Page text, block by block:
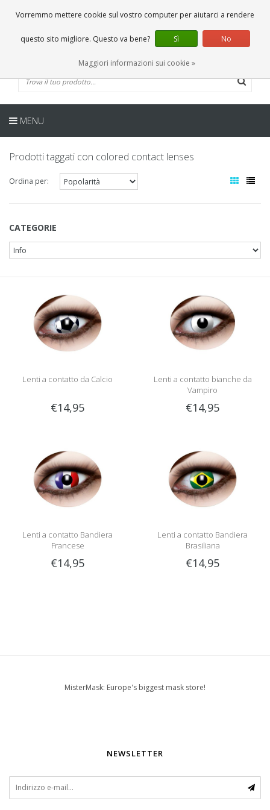
0 Articoli
IT
MENU
Prodotti taggati con colored contact lenses
Ordina per:
CATEGORIE
Lenti a contatto da Calcio
€14,95
Lenti a contatto bianche da
Vampiro
€14,95
Lenti a contatto Bandiera
Francese
€14,95
Lenti a contatto Bandiera
Brasiliana
€14,95
MisterMask: Europe's biggest mask store!
NEWSLETTER
Vorremmo mettere cookie sul vostro computer per aiutarci a rendere
questo sito migliore. Questo va bene? Sì No
Maggiori informazioni sui cookie »